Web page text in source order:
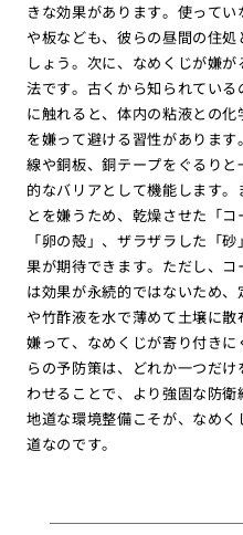
きな効果があります。使って
や板なども、彼らの昼間の住
しょう。次に、なめくじが嫌
法です。古くから知られてい
に触れると、体内の粘液との
を嫌って避ける習性がありま
線や銅板、銅テープをぐるり
的なバリアとして機能します
とを嫌うため、乾燥させた「
「卵の殻」、ザラザラした「
果が期待できます。ただし、
は効果が永続的ではないため
や竹酢液を水で薄めて土壌に
嫌って、なめくじが寄り付き
らの予防策は、どれか一つだ
わせることで、より強固な防
地道な環境整備こそが、なめ
道なのです。